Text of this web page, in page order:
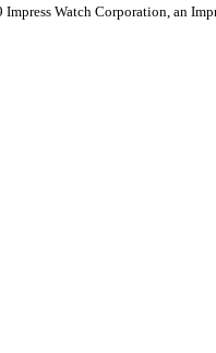
Watch Corporation, an